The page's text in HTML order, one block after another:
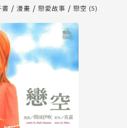
讀墨系統維護中，本站同步暫
書 漫畫 戀愛故事 戀空 (5)